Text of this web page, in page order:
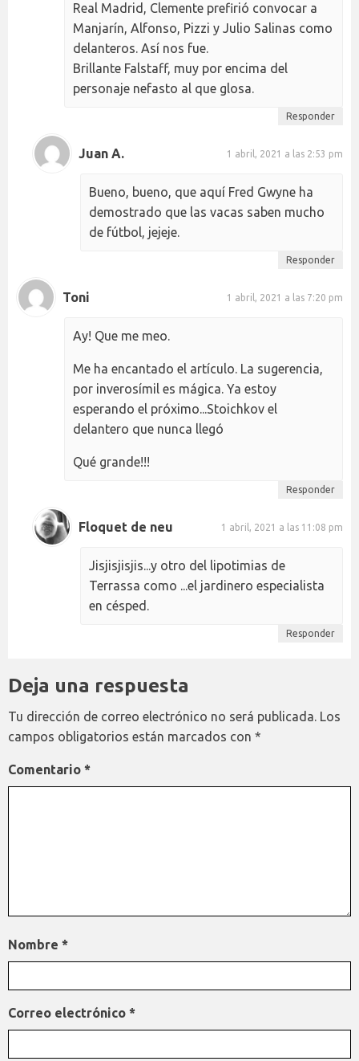
Real Madrid, Clemente prefirió convocar a
Manjarín, Alfonso, Pizzi y Julio Salinas como
delanteros. Así nos fue.
Brillante Falstaff, muy por encima del
personaje nefasto al que glosa.
Responder
Juan A. 1 abril, 2021 a las 2:53 pm
Bueno, bueno, que aquí Fred Gwyne ha
demostrado que las vacas saben mucho
de fútbol, jejeje.
Responder
Toni 1 abril, 2021 a las 7:20 pm
Ay! Que me meo.
Me ha encantado el artículo. La sugerencia,
por inverosímil es mágica. Ya estoy
esperando el próximo...Stoichkov el
delantero que nunca llegó
Qué grande!!!
Responder
Floquet de neu 1 abril, 2021 a las 11:08 pm
Jisjisjisjis...y otro del lipotimias de
Terrassa como ...el jardinero especialista
en césped.
Responder
Deja una respuesta
Tu dirección de correo electrónico no será publicada. Los
campos obligatorios están marcados con *
Comentario *
Nombre *
Correo electrónico *